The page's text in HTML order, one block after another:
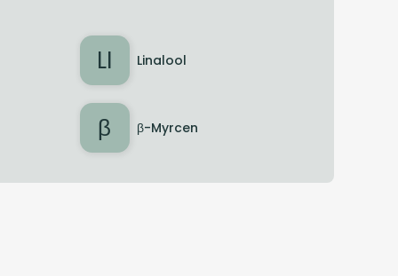
LI Linalool
β β-Myrcen